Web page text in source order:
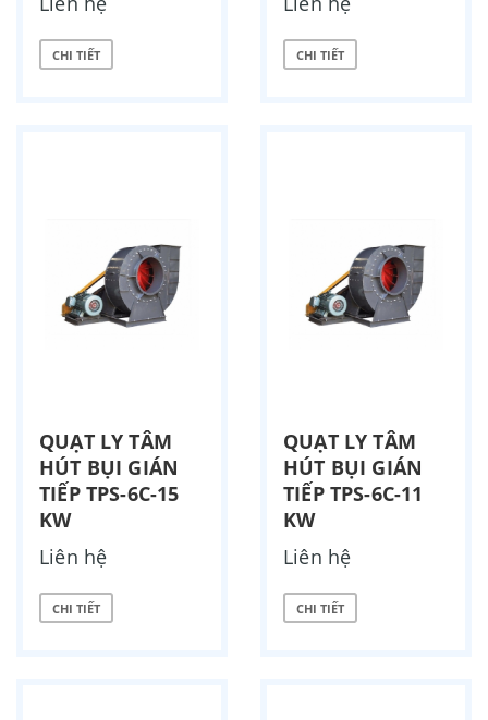
CHI TIẾT CHI TIẾT
QUẠT LY TÂM
HÚT BỤI GIÁN
TIẾP TPS-6C-15
KW
Liên hệ
CHI TIẾT
QUẠT LY TÂM
HÚT BỤI GIÁN
TIẾP TPS-6C-11
KW
Liên hệ
CHI TIẾT